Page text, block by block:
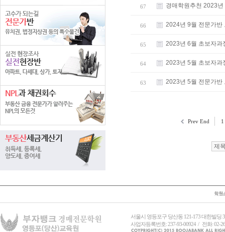
67 경매학원추천 2023
66 2024년 9월 전문가
65 2023년 6월 초보자
64 2023년 5월 초보자
63 2023년 5월 전문가
Prev End 1
서울시 영등포구 당산동 121-173 대한빌
사업자등록번호: 237-93-00924 / 전화: 02-